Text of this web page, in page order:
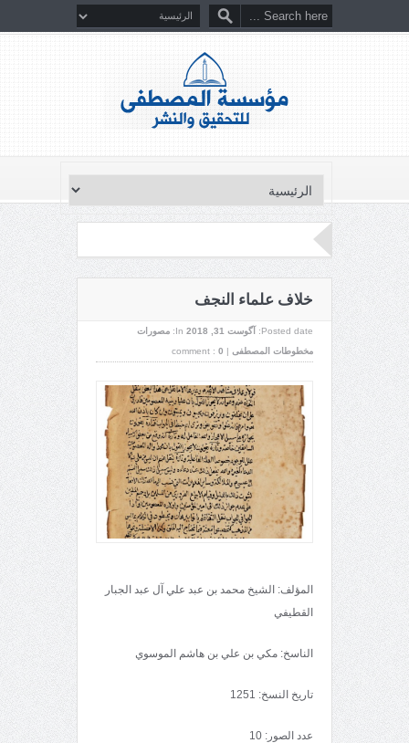
خلاف علماء النجف
Posted date: آگوست 31, 2018 In:
مصورات
مخطوطات المصطفى |
comment : 0
المؤلف: الشيخ محمد بن عبد علي آل عبد الجبار
القطيفي
الناسخ: مكي بن علي بن هاشم الموسوي
تاريخ النسخ: 1251
عدد الصور: 10